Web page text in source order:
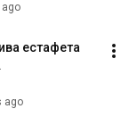
ago
естафета
ago